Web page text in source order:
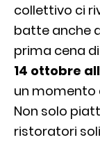
collettivo ci
batte anche
prima cena
14 ottobre
un momento
Non solo
ristoratori